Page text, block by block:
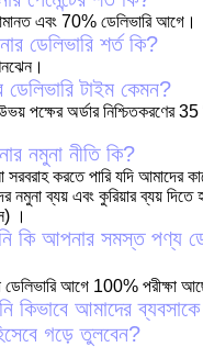
এবং 70% ডেলিভারি আগে।
ডেলিভারি শর্ত কি?
টাইম কেমন?
পক্ষের অর্ডার নিশ্চিতকরণের 35
নমুনা নীতি কি?
করতে পারি যদি আমাদের
নমুনা ব্যয় এবং কুরিয়ার ব্যয় দিতে
।
কি আপনার সমস্ত পণ্য
আগে 100% পরীক্ষা
আমাদের ব্যবসাকে
গড়ে তুলবেন?